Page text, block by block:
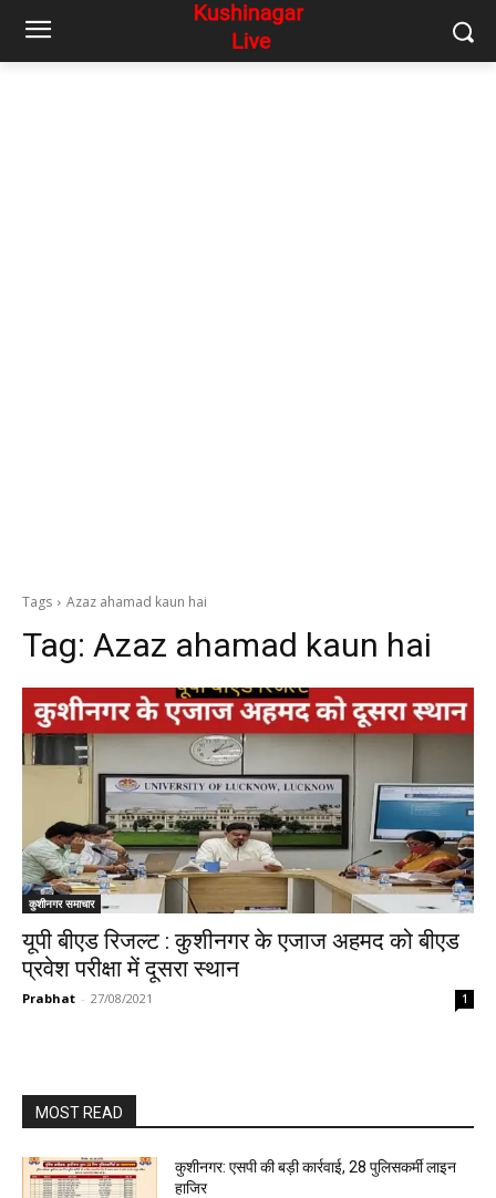
Tags Azaz ahamad kaun hai
Tag: Azaz ahamad kaun hai
कुशीनगर समाचार
यूपी बीएड रिजल्ट : कुशीनगर के एजाज अहमद को बीएड
प्रवेश परीक्षा में दूसरा स्थान
Prabhat - 27/08/2021 1
MOST READ
कुशीनगर: एसपी की बड़ी कार्रवाई, 28 पुलिसकर्मी लाइन
हाजिर